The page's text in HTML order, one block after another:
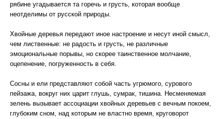
рябине угадывается та горечь и грусть, которая вообще
неотделимы от русской природы.
Хвойные деревья передают иное настроение и несут иной смысл,
чем лиственные: не радость и грусть, не различные
эмоциональные порывы, но скорее таинственное молчание,
оцепенение, погруженность в себя.
Сосны и ели представляют собой часть угрюмого, сурового
пейзажа, вокруг них царит глушь, сумрак, тишина. Несменяемая
зелень вызывает ассоциации хвойных деревьев с вечным покоем,
глубоким сном, над которым не властно время, круговорот